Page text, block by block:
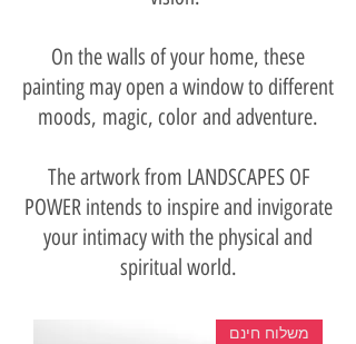
On the walls of your home, these
painting may open a window to different
moods, magic, color and adventure.
The artwork from LANDSCAPES OF
POWER intends to inspire and invigorate
your intimacy with the physical and
spiritual world.
משלוח חינם